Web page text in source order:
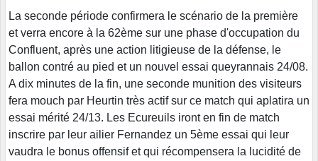
La seconde période confirmera le scénario de la première
et verra encore à la 62ème sur une phase d'occupation du
Confluent, après une action litigieuse de la défense, le
ballon contré au pied et un nouvel essai queyrannais 24/08.
A dix minutes de la fin, une seconde munition des visiteurs
fera mouch par Heurtin très actif sur ce match qui aplatira un
essai mérité 24/13. Les Ecureuils iront en fin de match
inscrire par leur ailier Fernandez un 5ème essai qui leur
vaudra le bonus offensif et qui récompensera la lucidité de